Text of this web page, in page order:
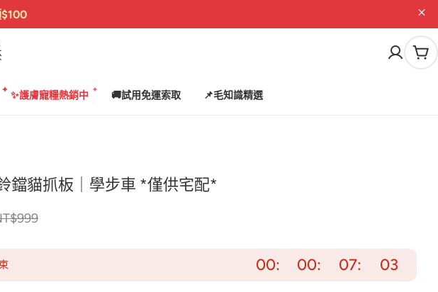
購
✨護膚寵糧熱銷中 🚚試用免運索取 📌毛知識精選
鐺貓抓板｜學步車 *僅供宅配*
00 00 07 01